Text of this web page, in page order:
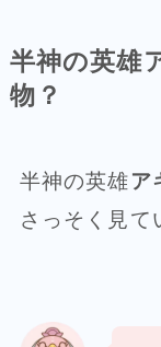
半神の英雄
物？
半神の英雄ア
さっそく見て